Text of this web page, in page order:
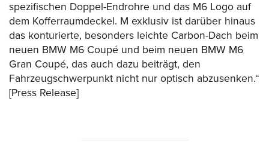
spezifischen Doppel-Endrohre und das M6 Logo auf
dem Kofferraumdeckel. M exklusiv ist darüber hinaus
das konturierte, besonders leichte Carbon-Dach beim
neuen BMW M6 Coupé und beim neuen BMW M6
Gran Coupé, das auch dazu beiträgt, den
Fahrzeugschwerpunkt nicht nur optisch abzusenken.“
[Press Release]